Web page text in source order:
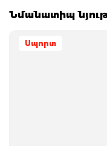
Նմանատիպ
Սպորտ